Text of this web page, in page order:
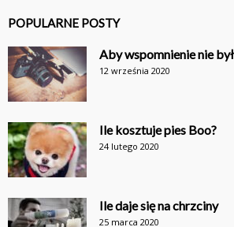
POPULARNE POSTY
Aby wspomnienie nie
12 września 2020
Ile kosztuje pies Boo?
24 lutego 2020
Ile daje się na chrzciny
25 marca 2020